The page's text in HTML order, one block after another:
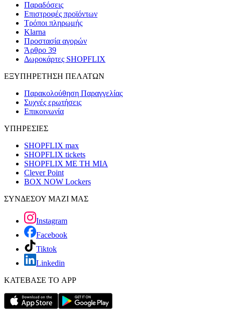
Παραδόσεις
Επιστροφές προϊόντων
Τρόποι πληρωμής
Klarna
Προστασία αγορών
Άρθρο 39
Δωροκάρτες SHOPFLIX
ΕΞΥΠΗΡΕΤΗΣΗ ΠΕΛΑΤΩΝ
Παρακολούθηση Παραγγελίας
Συχνές ερωτήσεις
Επικοινωνία
ΥΠΗΡΕΣΙΕΣ
SHOPFLIX max
SHOPFLIX tickets
SHOPFLIX ΜΕ ΤΗ ΜΙΑ
Clever Point
BOX NOW Lockers
ΣΥΝΔΕΣΟΥ ΜΑΖΙ ΜΑΣ
Instagram
Facebook
Tiktok
Linkedin
ΚΑΤΕΒΑΣΕ ΤΟ APP